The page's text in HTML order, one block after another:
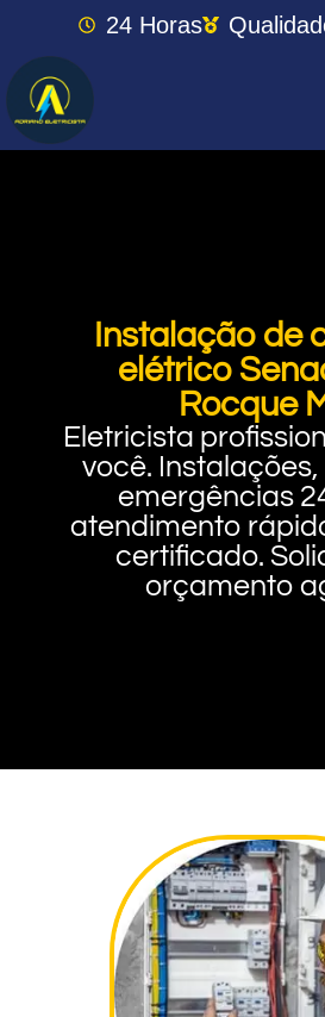
24 Horas
Instalação de
elétrico
Rocque
Eletricista
você.
emergências
atendimento
certificado.
orçamento